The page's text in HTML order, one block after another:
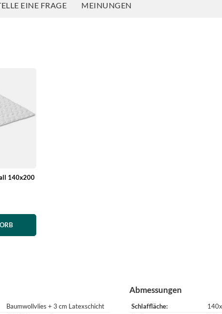
EINE FRAGE MEINUNGEN
140x200
Baumwollvlies + 3 cm Latexschicht
Abmessungen
Schlaffläche